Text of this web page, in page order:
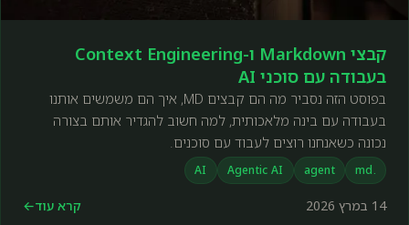
קבצי Markdown ו-Context Engineering
בעבודה עם סוכני AI
בפוסט הזה נסביר מה הם קבצים MD, איך הם משמשים אותנו
בעבודה עם בינה מלאכותית, למה חשוב להגדיר אותם בצורה
נכונה כשאנחנו רוצים לעבוד עם סוכנים.
.md
agent
Agentic AI
AI
14 במרץ 2026 קרא עוד←